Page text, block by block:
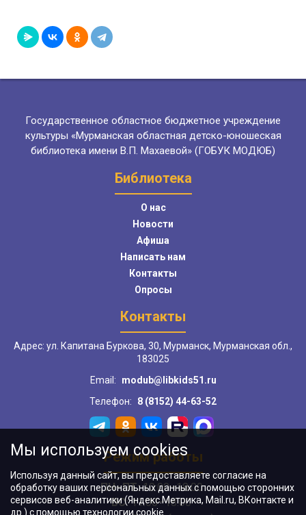
Государственное областное бюджетное учреждение
культуры «Мурманская областная детско-юношеская
библиотека имени В.П. Махаевой» (ГОБУК МОДЮБ)
Библиотека
О нас
Новости
Афиша
Написать нам
Контакты
Опросы
Контакты
Адрес: ул. Капитана Буркова, 30, Мурманск, Мурманская обл.,
183025
Email:
modub@libkids51.ru
Телефон:
8 (8152) 44-63-52
Режим работы
ПН–ПТ:10:00–18:00
ВС:11:00–18:00
Мы используем cookies
Используя данный сайт, вы предоставляете согласие на
обработку ваших персональных данных с помощью сторонних
сервисов веб-аналитики (Яндекс.Метрика, Mail.ru, ВКонтакте и
др.) с помощью технологии cookie.